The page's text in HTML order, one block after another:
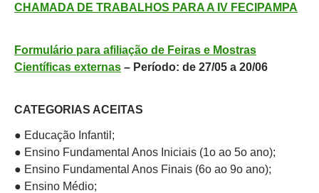
CHAMADA DE TRABALHOS PARA A IV FECIPAMPA
Formulário para afiliação de Feiras e Mostras
Científicas externas – Período: de 27/05 a 20/06
CATEGORIAS ACEITAS
● Educação Infantil;
● Ensino Fundamental Anos Iniciais (1o ao 5o ano);
● Ensino Fundamental Anos Finais (6o ao 9o ano);
● Ensino Médio;